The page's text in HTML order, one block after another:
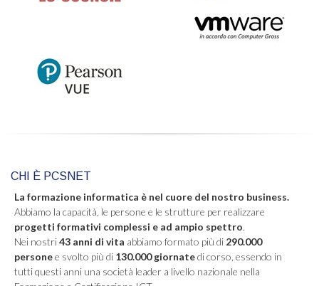
CHI È PCSNET
La formazione informatica è nel cuore del nostro business.
Abbiamo la capacità, le persone e le strutture per realizzare
progetti formativi complessi e ad ampio spettro.
Nei nostri43 anni di vita abbiamo formato più di 290.000
personee svolto più di 130.000 giornatedi corso, essendo in
tutti questi anni una società leader a livello nazionale nella